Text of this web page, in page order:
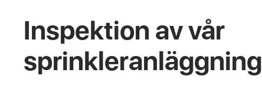
Inspektion av vår
sprinkleranläggning